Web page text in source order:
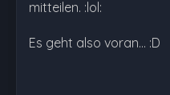
mitteilen. :lol:
Es geht also voran... :D